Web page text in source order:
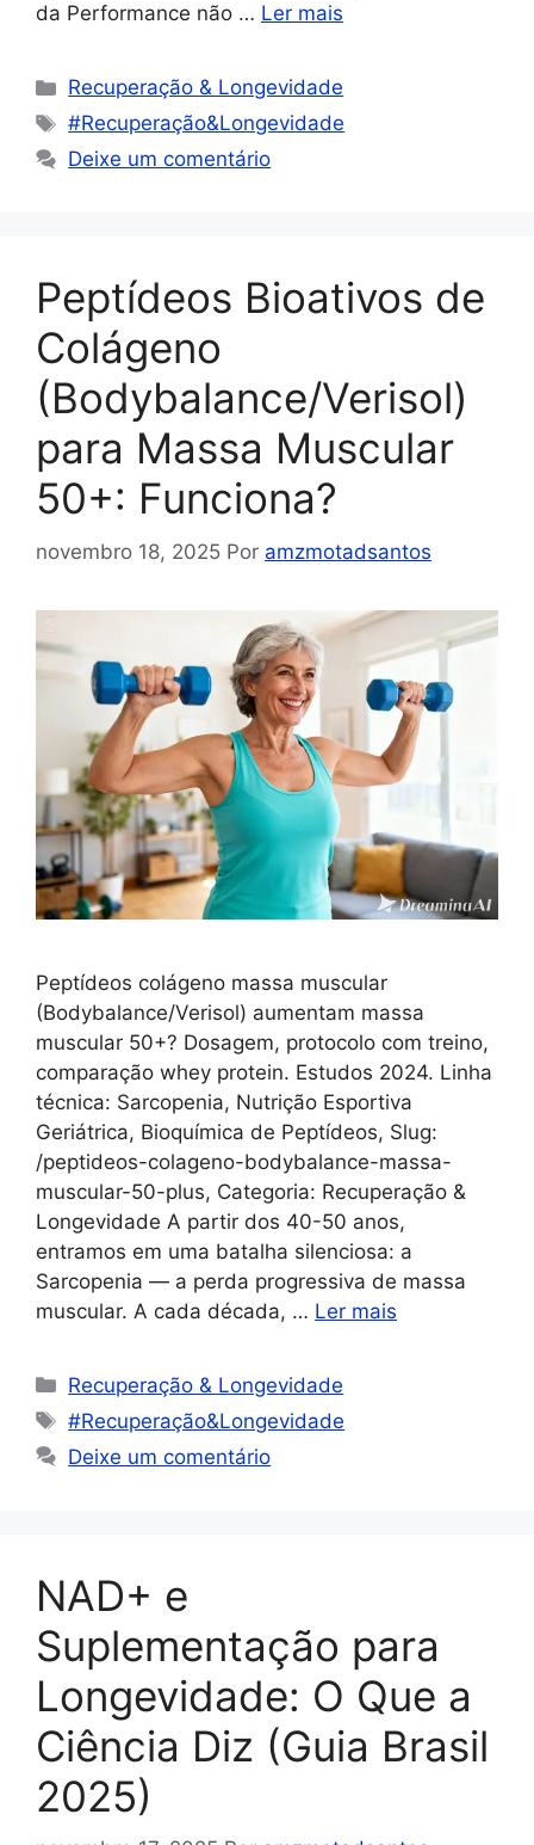
da Performance não … Ler mais
Recuperação & Longevidade
#Recuperação&Longevidade
Deixe um comentário
Peptídeos Bioativos de
Colágeno
(Bodybalance/Verisol)
para Massa Muscular
50+: Funciona?
novembro 18, 2025 Por amzmotadsantos
Peptídeos colágeno massa muscular
(Bodybalance/Verisol) aumentam massa
muscular 50+? Dosagem, protocolo com treino,
comparação whey protein. Estudos 2024. Linha
técnica: Sarcopenia, Nutrição Esportiva
Geriátrica, Bioquímica de Peptídeos, Slug:
/peptideos-colageno-bodybalance-massa-
muscular-50-plus, Categoria: Recuperação &
Longevidade A partir dos 40-50 anos,
entramos em uma batalha silenciosa: a
Sarcopenia — a perda progressiva de massa
muscular. A cada década, … Ler mais
Recuperação & Longevidade
#Recuperação&Longevidade
Deixe um comentário
NAD+ e
Suplementação para
Longevidade: O Que a
Ciência Diz (Guia Brasil
2025)